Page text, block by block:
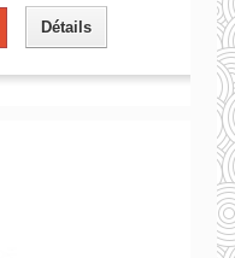
Détails